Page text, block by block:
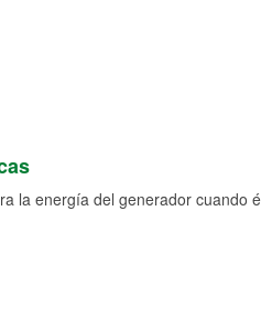
la energía del generador cuando